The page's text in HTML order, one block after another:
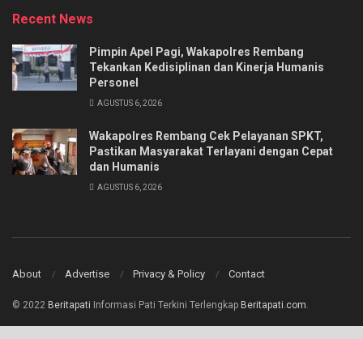
Recent News
Pimpin Apel Pagi, Wakapolres Rembang
Tekankan Kedisiplinan dan Kinerja Humanis
Personel
AGUSTUS 6, 2026
Wakapolres Rembang Cek Pelayanan SPKT,
Pastikan Masyarakat Terlayani dengan Cepat
dan Humanis
AGUSTUS 6, 2026
About Advertise Privacy & Policy Contact
© 2022 Beritapati Informasi Pati Terkini Terlengkap Beritapati.com.